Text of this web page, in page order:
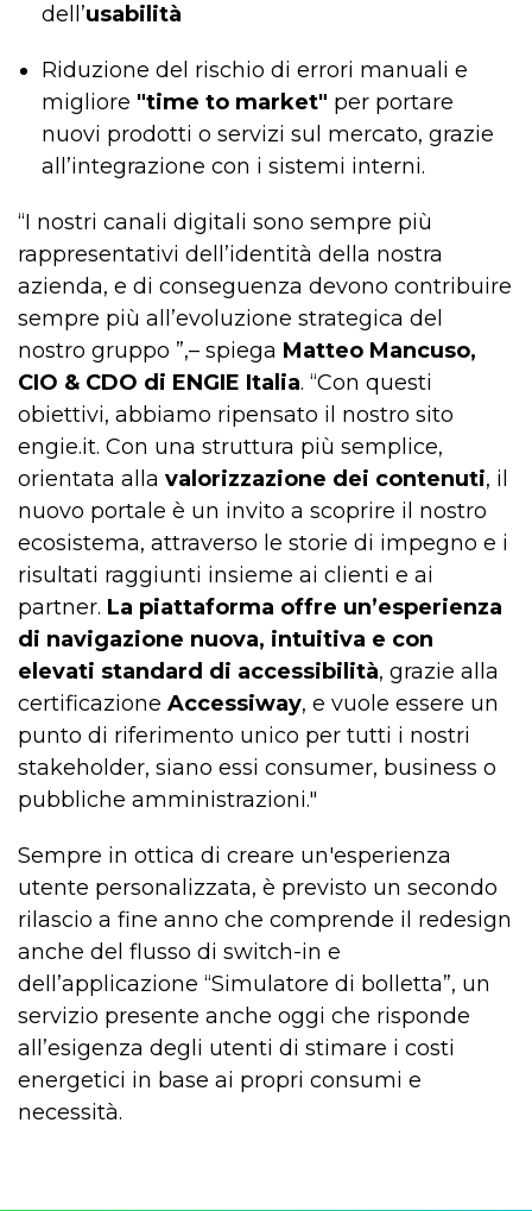
dell’usabilità
Riduzione del rischio di errori manuali e
migliore "time to market" per portare
nuovi prodotti o servizi sul mercato, grazie
all’integrazione con i sistemi interni.
“I nostri canali digitali sono sempre più
rappresentativi dell’identità della nostra
azienda, e di conseguenza devono contribuire
sempre più all’evoluzione strategica del
nostro gruppo ”,– spiega Matteo Mancuso,
CIO & CDO di ENGIE Italia. “Con questi
obiettivi, abbiamo ripensato il nostro sito
engie.it. Con una struttura più semplice,
orientata alla valorizzazione dei contenuti, il
nuovo portale è un invito a scoprire il nostro
ecosistema, attraverso le storie di impegno e i
risultati raggiunti insieme ai clienti e ai
partner. La piattaforma offre un’esperienza
di navigazione nuova, intuitiva e con
elevati standard di accessibilità, grazie alla
certificazione Accessiway, e vuole essere un
punto di riferimento unico per tutti i nostri
stakeholder, siano essi consumer, business o
pubbliche amministrazioni."
Sempre in ottica di creare un'esperienza
utente personalizzata, è previsto un secondo
rilascio a fine anno che comprende il redesign
anche del flusso di switch-in e
dell’applicazione “Simulatore di bolletta”, un
servizio presente anche oggi che risponde
all’esigenza degli utenti di stimare i costi
energetici in base ai propri consumi e
necessità.